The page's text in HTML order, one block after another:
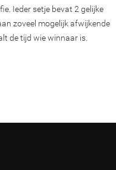
Ieder setje bevat 2 gelijke
zoveel mogelijk afwijkende
de tijd wie winnaar is.